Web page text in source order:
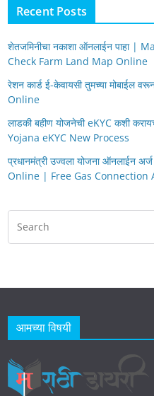
Recent Posts
शेतजमिनीचा नकाशा ऑनलाईन पाहा
Check Farm Land Map Online
रेशन कार्ड ई-केवायसी तुमच्या मोबाईल
Online
लाडकी बहीण योजनेची eKYC कशी
Yojana eKYC New Process
प्रधानमंत्री उज्वला योजना ऑनलाईन
Online | Free Gas Connection
आमच्या विषयी